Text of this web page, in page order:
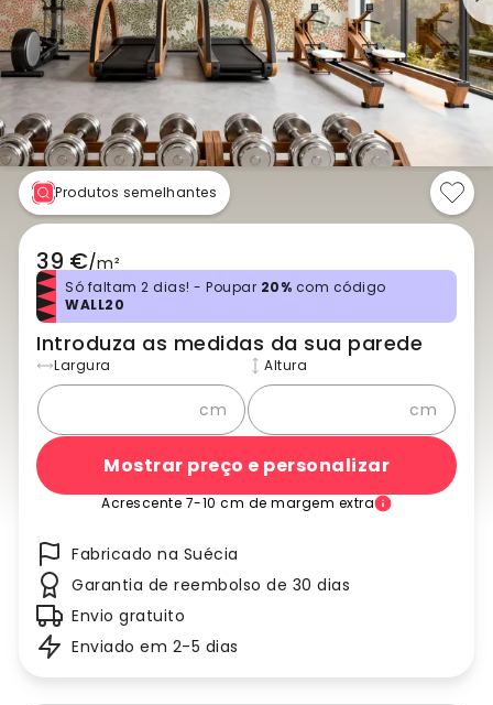
Produtos semelhantes
39 €/m²
Só faltam 2 dias! - Poupar 20% com código
WALL20
Introduza as medidas da sua parede
Largura
cm
Altura
cm
Mostrar preço e personalizar
Acrescente 7-10 cm de margem extra
Fabricado na Suécia
Garantia de reembolso de 30 dias
Envio gratuito
Enviado em 2-5 dias